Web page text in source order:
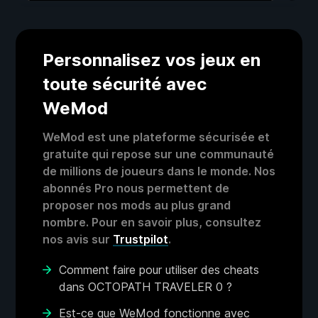
Personnalisez vos jeux en
toute sécurité avec
WeMod
WeMod est une plateforme sécurisée et
gratuite qui repose sur une communauté
de millions de joueurs dans le monde. Nos
abonnés Pro nous permettent de
proposer nos mods au plus grand
nombre. Pour en savoir plus, consultez
nos avis sur Trustpilot.
Comment faire pour utiliser des cheats
dans OCTOPATH TRAVELER 0 ?
Est-ce que WeMod fonctionne avec